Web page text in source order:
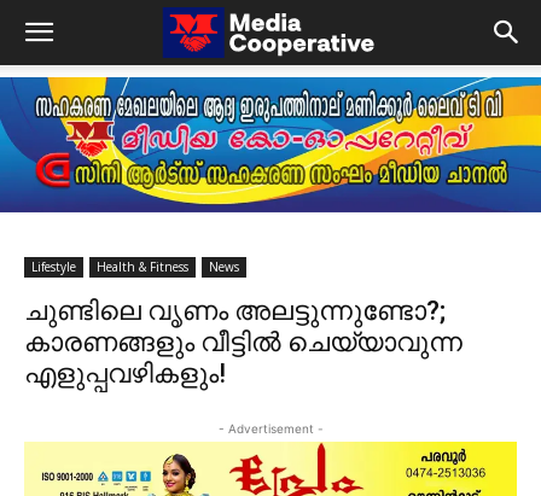
Lifestyle Health & Fitness News
ചുണ്ടിലെ വൃണം അലട്ടുന്നുണ്ടോ?;
കാരണങ്ങളും വീട്ടിൽ ചെയ്യാവുന്ന
എളുപ്പവഴികളും!
- Advertisement -